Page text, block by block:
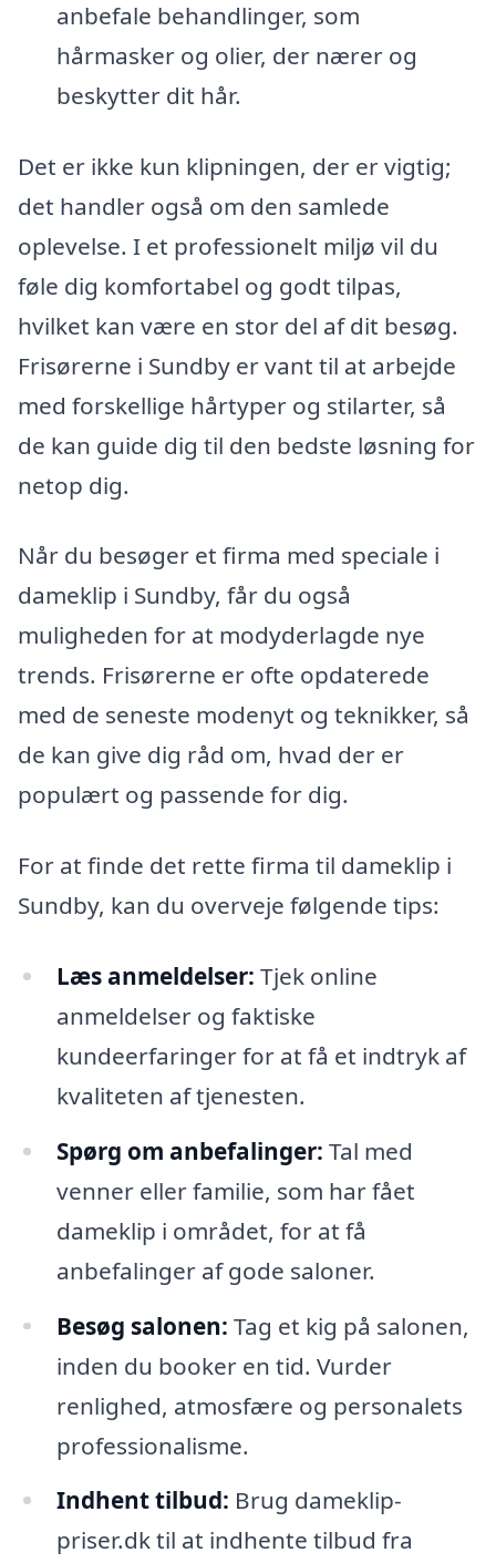
anbefale behandlinger, som
hårmasker og olier, der nærer og
beskytter dit hår.
Det er ikke kun klipningen, der er vigtig;
det handler også om den samlede
oplevelse. I et professionelt miljø vil du
føle dig komfortabel og godt tilpas,
hvilket kan være en stor del af dit besøg.
Frisørerne i Sundby er vant til at arbejde
med forskellige hårtyper og stilarter, så
de kan guide dig til den bedste løsning for
netop dig.
Når du besøger et firma med speciale i
dameklip i Sundby, får du også
muligheden for at modyderlagde nye
trends. Frisørerne er ofte opdaterede
med de seneste modenyt og teknikker, så
de kan give dig råd om, hvad der er
populært og passende for dig.
For at finde det rette firma til dameklip i
Sundby, kan du overveje følgende tips:
Læs anmeldelser: Tjek online
anmeldelser og faktiske
kundeerfaringer for at få et indtryk af
kvaliteten af tjenesten.
Spørg om anbefalinger: Tal med
venner eller familie, som har fået
dameklip i området, for at få
anbefalinger af gode saloner.
Besøg salonen: Tag et kig på salonen,
inden du booker en tid. Vurder
renlighed, atmosfære og personalets
professionalisme.
Indhent tilbud: Brug dameklip-
priser.dk til at indhente tilbud fra